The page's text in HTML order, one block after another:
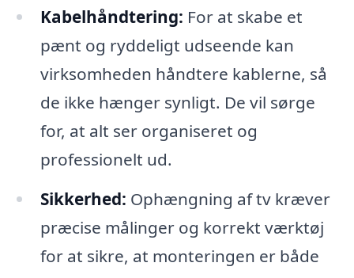
Kabelhåndtering: For at skabe et
pænt og ryddeligt udseende kan
virksomheden håndtere kablerne, så
de ikke hænger synligt. De vil sørge
for, at alt ser organiseret og
professionelt ud.
Sikkerhed: Ophængning af tv kræver
præcise målinger og korrekt værktøj
for at sikre, at monteringen er både